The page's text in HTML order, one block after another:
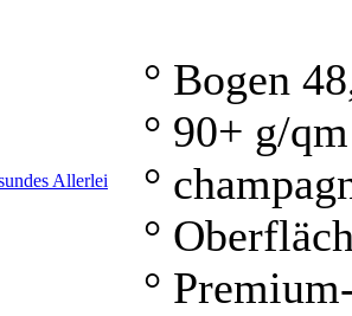
° Bogen
° 90+ g/qm
°
°
°